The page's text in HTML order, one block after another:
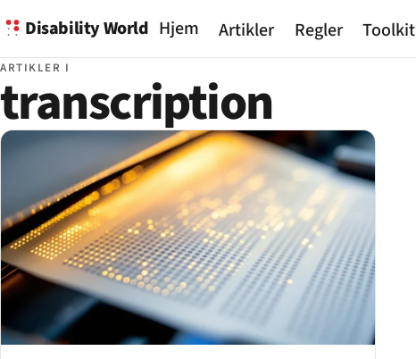
Disability World Hjem Artikler Regler Toolkit
ARTIKLER I
transcription